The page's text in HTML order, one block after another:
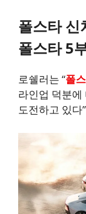
폴스타 신
폴스타 5
로쉘러는 “폴
라인업 덕분에
도전하고 있다